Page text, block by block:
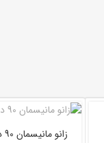
زانو مانیسمان 90 درجه بنکن